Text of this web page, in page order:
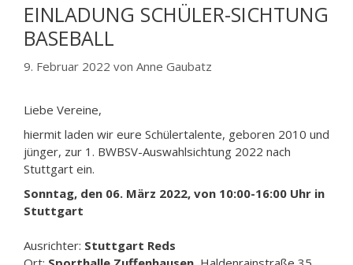
EINLADUNG SCHÜLER-SICHTUNG
BASEBALL
9. Februar 2022 von Anne Gaubatz
Liebe Vereine,
hiermit laden wir eure Schülertalente, geboren 2010 und
jünger, zur 1. BWBSV-Auswahlsichtung 2022 nach
Stuttgart ein.
Sonntag, den 06. März 2022, von 10:00-16:00 Uhr in
Stuttgart
Ausrichter: Stuttgart Reds